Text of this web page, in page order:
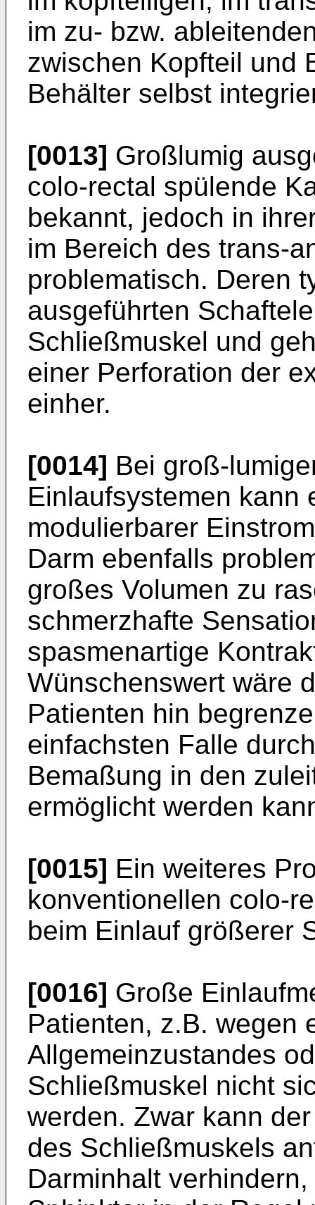
im zu- bzw.
zwischen Kopfteil und
Behälter selbst
[0013] Großlumig
colo-rectal spülende
bekannt, jedoch in
im Bereich des trans-
problematisch. Deren
ausgeführten
Schließmuskel und
einer Perforation der
einher.
[0014] Bei groß-
Einlaufsystemen kann
modulierbarer
Darm ebenfalls
großes Volumen zu
schmerzhafte
spasmenartige
Wünschenswert wäre
Patienten hin
einfachsten Falle
Bemaßung in den
ermöglicht werden
[0015] Ein weiteres
konventionellen colo-
beim Einlauf größerer
[0016] Große
Patienten, z.B. wegen
Allgemeinzustandes
Schließmuskel nicht
werden. Zwar kann
des Schließmuskels
Darminhalt